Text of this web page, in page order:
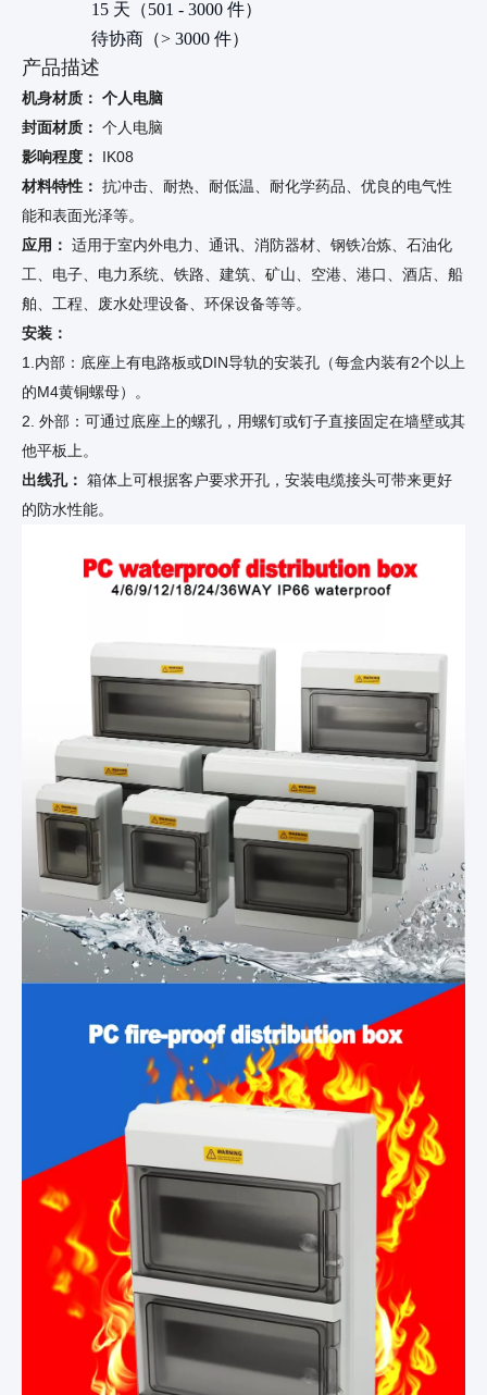
15 天（501 - 3000 件）
待协商（> 3000 件）
产品描述
机身材质： 个人电脑
封面材质： 个人电脑
影响程度：
IK08
材料特性： 抗冲击、耐热、耐低温、耐化学药品、优良的电气性
能和表面光泽等。
应用： 适用于室内外电力、通讯、消防器材、钢铁冶炼、石油化
工、电子、电力系统、铁路、建筑、矿山、空港、港口、酒店、船
舶、工程、废水处理设备、环保设备等等。
安装：
1.内部：底座上有电路板或DIN导轨的安装孔（每盒内装有2个以上
的M4黄铜螺母）。
2. 外部：可通过底座上的螺孔，用螺钉或钉子直接固定在墙壁或其
他平板上。
出线孔： 箱体上可根据客户要求开孔，安装电缆接头可带来更好
的防水性能。